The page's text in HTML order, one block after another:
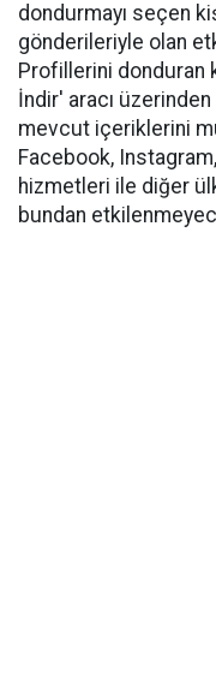
dondurmayı seçen
gönderileriyle olan
Profillerini donduran
İndir' aracı
mevcut içeriklerini
Facebook,
hizmetleri ile diğer
bundan